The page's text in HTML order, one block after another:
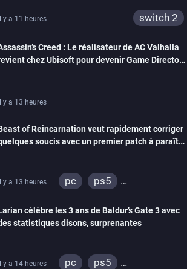
y a 11 heures switch 2
Creed : Le réalisateur de AC Valhalla
chez Ubisoft pour devenir Game Director
y a 13 heures
of Reincarnation veut rapidement corriger
soucis avec un premier patch à paraître
y a 13 heures pc
ps5
célèbre les 3 ans de Baldur’s Gate 3 avec
statistiques disons, surprenantes
y a 14 heures pc
ps5